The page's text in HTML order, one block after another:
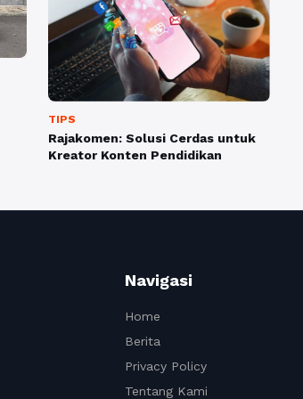
TIPS
Rajakomen: Solusi Cerdas untuk
Kreator Konten Pendidikan
Navigasi
Home
Berita
Privacy Policy
Tentang Kami